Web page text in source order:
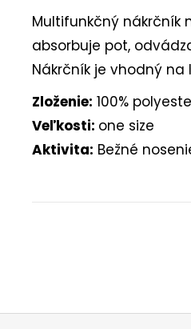
Multifunkčný nákrčník
absorbuje pot,
Nákrčník je vhodný na
Zloženie: 100%
Veľkosti: one size
Aktivita: Bežné
Z